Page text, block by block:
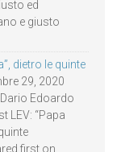
ed
e giusto
dietro le quinte
29, 2020
Edoardo
LEV: “Papa
first on